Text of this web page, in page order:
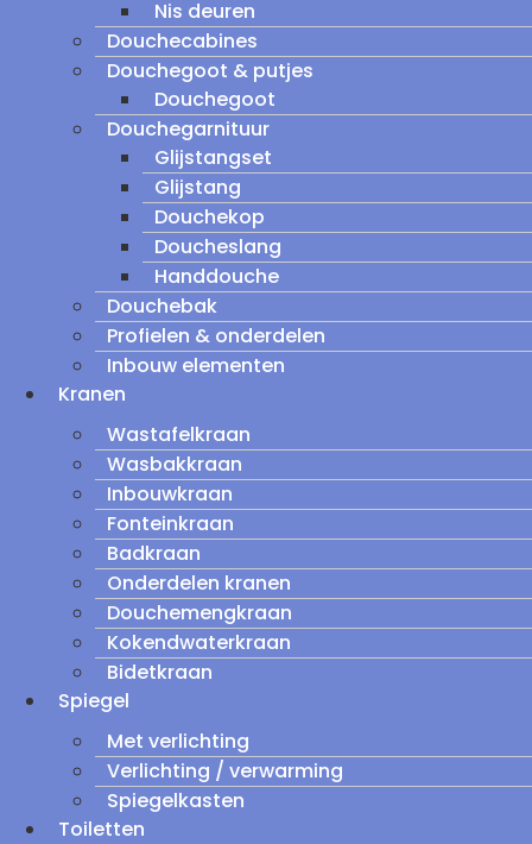
Nis deuren
Douchecabines
Douchegoot & putjes
Douchegoot
Douchegarnituur
Glijstangset
Glijstang
Douchekop
Doucheslang
Handdouche
Douchebak
Profielen & onderdelen
Inbouw elementen
Kranen
Wastafelkraan
Wasbakkraan
Inbouwkraan
Fonteinkraan
Badkraan
Onderdelen kranen
Douchemengkraan
Kokendwaterkraan
Bidetkraan
Spiegel
Met verlichting
Verlichting / verwarming
Spiegelkasten
Toiletten